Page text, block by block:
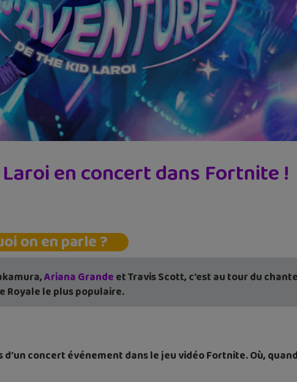
en concert dans Fortnite !
on en parle ?
Ariana Grandeet Travis Scott, c’est au tour du
Royale le plus populaire.
concert événement dans le jeu vidéo Fortnite. Où,